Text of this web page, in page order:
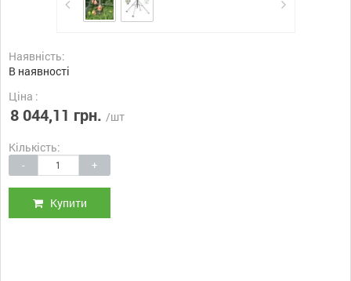
Наявність:
В наявності
Ціна :
8 044,11 грн. /шт
Кількість:
- +
Купити